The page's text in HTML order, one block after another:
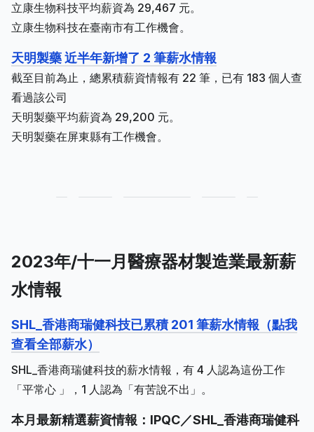
立康生物科技平均薪資為 29,467 元。
立康生物科技在臺南市有工作機會。
天明製藥 近半年新增了 2 筆薪水情報
截至目前為止，總累積薪資情報有 22 筆，已有 183 個人查
看過該公司
天明製藥平均薪資為 29,200 元。
天明製藥在屏東縣有工作機會。
2023年/十一月醫療器材製造業最新薪
水情報
SHL_香港商瑞健科技已累積 201 筆薪水情報（點我
查看全部薪水）
SHL_香港商瑞健科技的薪水情報，有 4 人認為這份工作
「平常心 」，1 人認為「有苦說不出」。
本月最新精選薪資情報：IPQC／SHL_香港商瑞健科